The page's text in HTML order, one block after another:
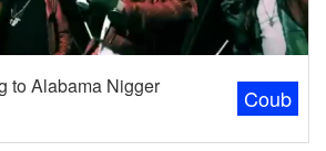
Coub
to Alabama Nigger